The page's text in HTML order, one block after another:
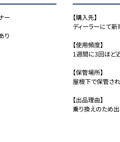
ー
り
【購入先】
ディーラーにて
【使用頻度】
1週間に3回ほど
【保管場所】
屋根下で保管され
【出品理由】